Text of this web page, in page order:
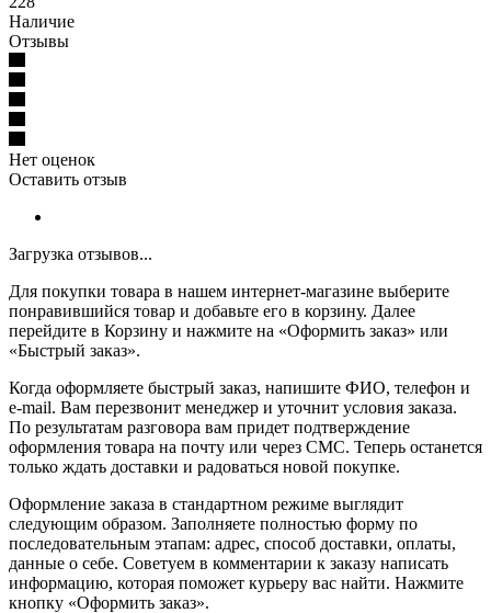
Наличие
Отзывы
Нет оценок
Оставить отзыв
Загрузка отзывов...
Для покупки товара в нашем интернет-магазине выберите
понравившийся товар и добавьте его в корзину. Далее
перейдите в Корзину и нажмите на «Оформить заказ» или
«Быстрый заказ».
Когда оформляете быстрый заказ, напишите ФИО, телефон и
e-mail. Вам перезвонит менеджер и уточнит условия заказа.
По результатам разговора вам придет подтверждение
оформления товара на почту или через СМС. Теперь останется
только ждать доставки и радоваться новой покупке.
Оформление заказа в стандартном режиме выглядит
следующим образом. Заполняете полностью форму по
последовательным этапам: адрес, способ доставки, оплаты,
данные о себе. Советуем в комментарии к заказу написать
информацию, которая поможет курьеру вас найти. Нажмите
кнопку «Оформить заказ».